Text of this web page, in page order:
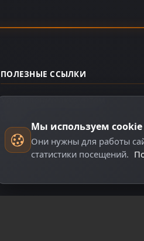
ПОЛЕЗНЫЕ ССЫЛКИ
Управление аккаунтом
Мы используем cookie
Они нужны для работы
статистики посещений.